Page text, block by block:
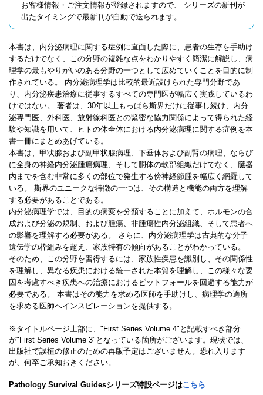
お客様情報・ご注文情報が登録されますので、 シリーズの新刊が
出たタイミングで最新刊が自動で送られます。
本書は、内分泌病理に関する症例に直面した際に、患者の生存を手助け
するだけでなく、この分野の複雑な点をわかりやすく簡潔に解説し、病
理学の最もやりがいのある分野の一つとして広めていくことを目的に制
作されている。 内分泌病理学は比較的最近設けられた専門分野であ
り、内分泌疾患治療に従事するすべての専門医が幅広く実践しているわ
けではない。 著者は、30年以上もっぱら斯界だけに従事し続け、内分
泌専門医、外科医、放射線科医との緊密な協力関係によって得られた経
験や知識を用いて、ヒトの体全体における内分泌病理に関する症例を本
書一冊にまとめあげている。
本書は、甲状腺および副甲状腺病理、下垂体および副腎の病理、ならび
に全身の神経内分泌腫瘍病理、そして胴体の軟部組織だけでなく、臓器
内までを含む非常に多くの部位で発生する傍神経節腫を幅広く網羅して
いる。 斯界のユニークな特徴の一つは、その構造と機能の両方を理解
する必要があることである。
内分泌病理学では、目的の病変を分類することに加えて、ホルモンの合
成および分泌の規制、および腫瘍、非腫瘍性内分泌組織、そして患者へ
の影響を理解する必要がある。 さらに、内分泌病理学は古典的な分子
遺伝学の枠組みを超え、家族特有の傾向があることがわかっている。
そのため、この分野を習得するには、家族性疾患を識別し、その関係性
を理解し、異なる疾患における統一された本質を理解し、この様々な要
因を考慮すべき疾患への治療におけるピットフォールを回避する能力が
必要である。 本書はその能力を求める医師を手助けし、病理学の適所
を求める医師へインスピレーションを提供する。
※タイトルページ上部に、"First Series Volume 4"と記載すべき部分
が"First Series Volume 3"となっている箇所がございます。現状では、
出版社で誤植の修正のための再版予定はございません。恐れ入ります
が、何卒ご承知おきください。
Pathology Survival Guidesシリーズ特設ページはこちら